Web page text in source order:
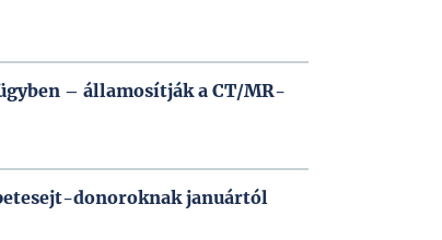
– államosítják a CT/MR-
donoroknak januártól